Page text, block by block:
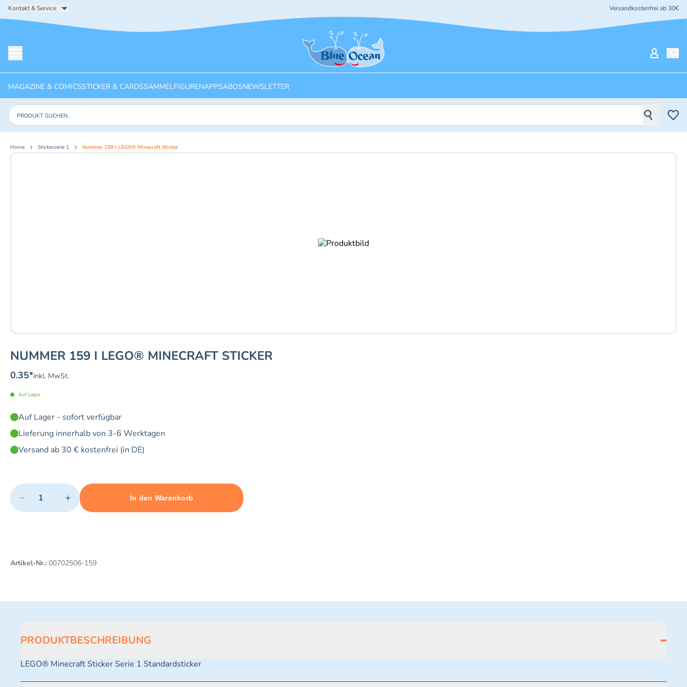
Kontakt & Service Versandkostenfrei ab 30€
Startseite
MAGAZINE & COMICSSTICKER & CARDSSAMMELFIGURENAPPSABOSNEWSLETTER
Produkte suchen
Home Stickerserie 1 Nummer 159 I LEGO® Minecraft Sticker
NUMMER 159 I LEGO® MINECRAFT STICKER
0.35*inkl. MwSt.
Auf Lager
Auf Lager - sofort verfügbar
Lieferung innerhalb von 3-6 Werktagen
Versand ab 30 € kostenfrei (in DE)
Quantity
− +
Minimum quantity: 1 Maximum quantity: 3
In den Warenkorb
Add 1 item to cart
Artikel-Nr.: 00702506-159
PRODUKTBESCHREIBUNG
LEGO® Minecraft Sticker Serie 1 Standardsticker